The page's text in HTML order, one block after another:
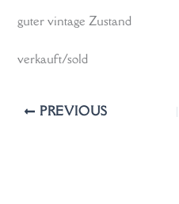
guter vintage Zustand
verkauft/sold
PREVIOUS